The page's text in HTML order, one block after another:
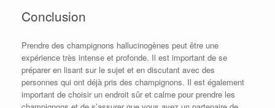
Conclusion
Prendre des champignons hallucinogènes peut être une
expérience très intense et profonde. Il est important de se
préparer en lisant sur le sujet et en discutant avec des
personnes qui ont déjà pris des champignons. Il est également
important de choisir un endroit sûr et calme pour prendre les